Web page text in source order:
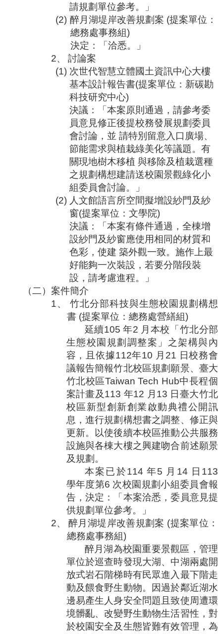
請規劃單位參考。」
(2) 醉月湖堤岸改善規劃案 (提案單位：
總務處事務組)
決定：「洽悉。」
2、
討論案
(1) 次世代智慧立體國土資訊中心大樓
基本設計報告書(提案單位：新碳勘
科技研究中心)
決議：「本案原則通過，請參考委
員意見修正後提校務發展規劃委員
會討論，並 請特別留意入口廣場、
節能需求與植栽綠美化等議題。有
關現地樹木移植 與移除及植栽選種
之規劃構想建請送校園景觀綠化小
組委員會討論。」
(2) 人文館語言所空間擬增設紗門及紗
窗(提案單位：文學院)
決議：「本案有條件通過，全棟增
設紗門及紗窗應使用相同的材質和
色彩，使建 築外觀一致。施作上最
好能夠一次裝設，若要分階段裝
設，請考慮進程。」
（二） 案件簡介
1、
竹北分部科技與生態校園規劃構想
書(提案單位：總務處營繕組)
延續105年2 月本校「竹北分部
生態校園規劃調整案」之架構與內
容，且依據112年10 月 21 日校務會
議報告簡報竹北校區規劃願景、臺大
竹北校區Taiwan Tech Hub中長程個
案計畫及113 年12 月 13 日臺大竹北
校區新型創新創業啟動典禮公開訊
息，進行規劃構想書之調整、修正與
更新。以使後續本校區推動公共服務
設施與各棟大樓之興建吻合前述願景
及規劃。
本案已於114 年5 月 14 日 113
學年度第6 次校園規劃小組委員會報
告，決定：「本案洽悉，委員意見提
供規劃單位參考。」
2、
醉月湖堤岸改善規劃案 (提案單位：
總務處事務組)
醉月湖為校園重要景觀區，管理
單位於巡查時發現大湖、中湖兩處開
放式岩石階梯時有民眾進入最下階走
動及餵食野生動物。因過於鄰近湖水
邊易產生人身安全問題且致使周遭環
境髒亂、改變野生動物生活習性，對
於校園安全及生態皆難有效管理，為